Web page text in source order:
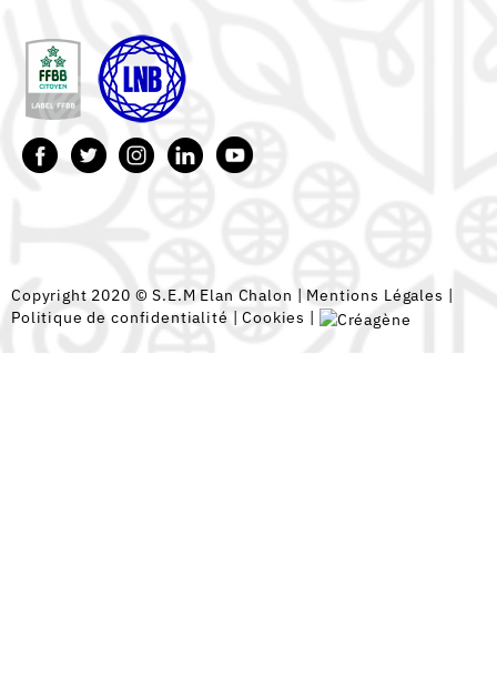
Copyright 2020 © S.E.M Elan Chalon | Mentions Légales |
Politique de confidentialité |Cookies |